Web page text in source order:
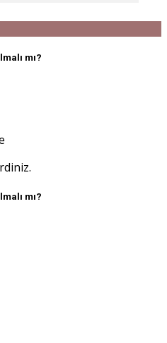
mı?
mı?